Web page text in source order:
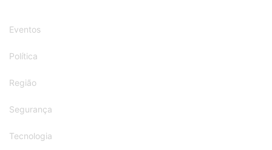
Eventos
Política
Região
Segurança
Tecnologia